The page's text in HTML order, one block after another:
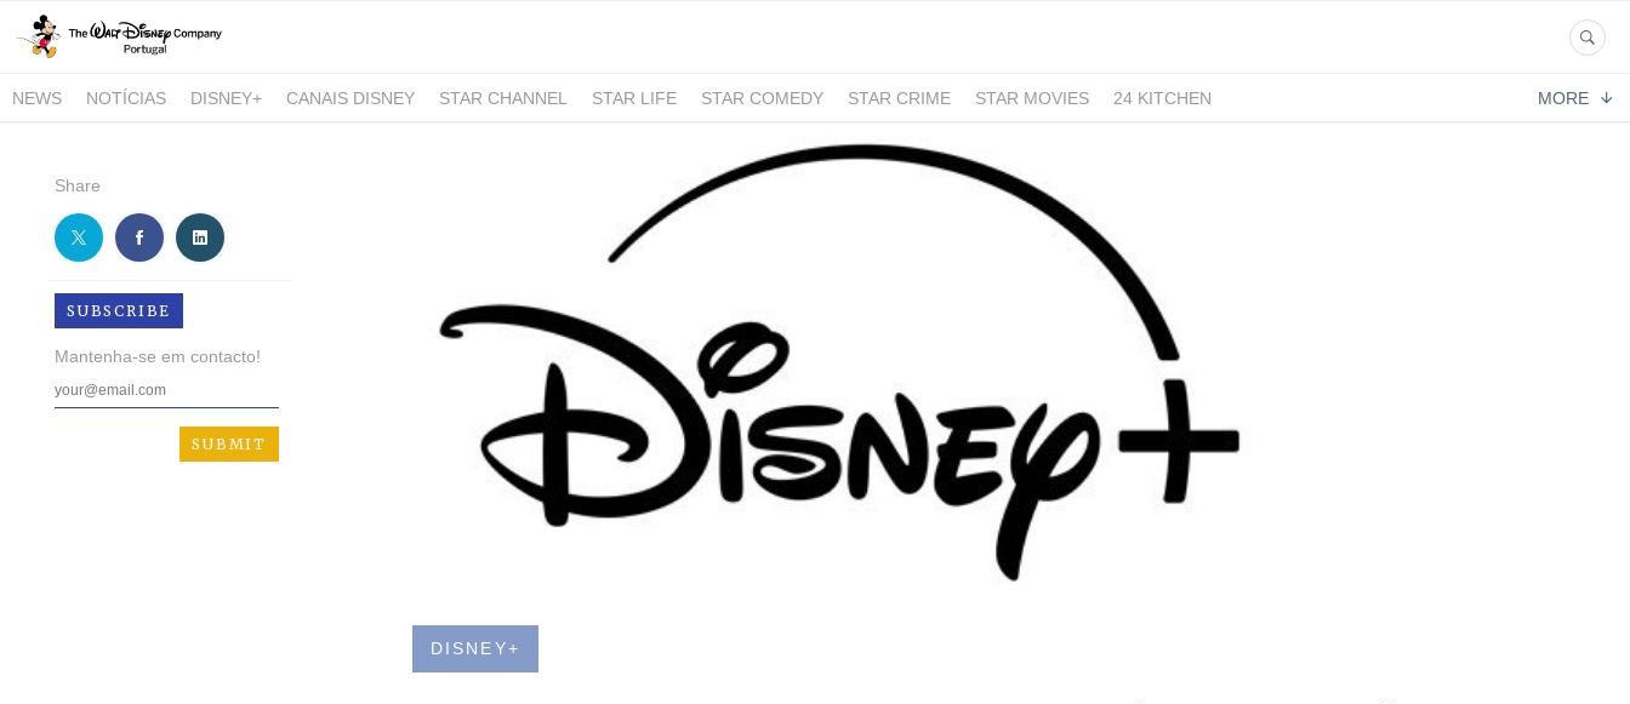
NEWS NOTÍCIAS DISNEY+ CANAIS DISNEY STAR CHANNEL STAR LIFE STAR COMEDY STAR CRIME STAR MOVIES
24 KITCHEN
MORE
Share
SUBSCRIBE
Mantenha-se em contacto!
DISNEY+